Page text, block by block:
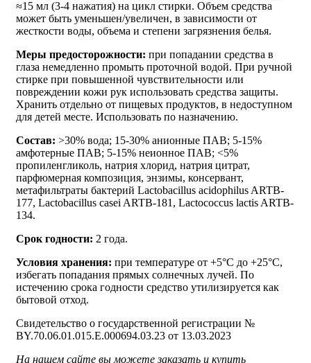
≈15 мл (3-4 нажатия) на цикл стирки. Объем средства
может быть уменьшен/увеличен, в зависимости от
жесткости воды, объема и степени загрязнения белья.
Меры предосторожности: при попадании средства в
глаза немедленно промыть проточной водой. При ручной
стирке при повышенной чувствительности или
повреждении кожи рук использовать средства защиты.
Хранить отдельно от пищевых продуктов, в недоступном
для детей месте. Использовать по назначению.
Состав: ˃30% вода; 15-30% анионные ПАВ; 5-15%
амфотерные ПАВ; 5-15% неионное ПАВ; ˂5%
пропиленгликоль, натрия хлорид, натрия цитрат,
парфюмерная композиция, энзимы, консервант,
метафильтраты бактерий Lactobacillus acidophilus ARTB-
177, Lactobacillus casei ARTB-181, Lactococcus lactis ARTB-
134.
Срок годности: 2 года.
Условия хранения: при температуре от +5°С до +25°С,
избегать попадания прямых солнечных лучей. По
истечению срока годности средство утилизируется как
бытовой отход.
Свидетельство о государственной регистрации №
BY.70.06.01.015.E.000694.03.23 от 13.03.2023
На нашем сайте вы можете заказать и купить